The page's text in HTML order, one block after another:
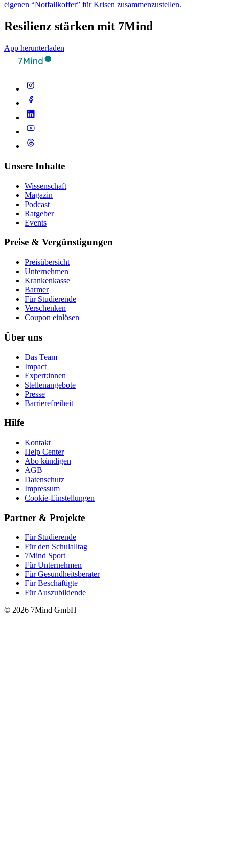
eigenen “Notfallkoffer” für Krisen zusammenzustellen.
Resilienz stärken mit 7Mind
App herunterladen
Unsere Inhalte
Wissenschaft
Magazin
Podcast
Ratgeber
Events
Preise & Vergünstigungen
Preisübersicht
Unternehmen
Krankenkasse
Barmer
Für Studierende
Ver­schen­ken
Coupon einlösen
Über uns
Das Team
Impact
Expert:innen
Stellenangebote
Presse
Barrierefreiheit
Hilfe
Kontakt
Help Center
Abo kündigen
AGB
Datenschutz
Impressum
Cookie-Einstellungen
Partner & Projekte
Für Stu­die­rende
Für den Schulalltag
7Mind Sport
Für Unter­neh­men
Für Gesund­heits­be­ra­ter
Für Beschäftigte
Für Auszubildende
© 2026 7Mind GmbH